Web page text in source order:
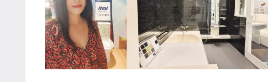
發
表
會
及
活